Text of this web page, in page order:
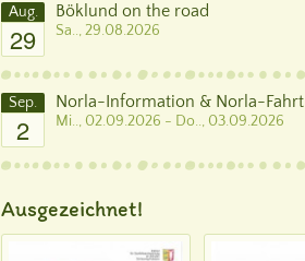
Aug.
29
Böklund on the road
Sa.., 29.08.2026
Sep.
2
Norla-Information & Norla-Fahrt
Mi.., 02.09.2026 - Do.., 03.09.2026
Ausgezeichnet!